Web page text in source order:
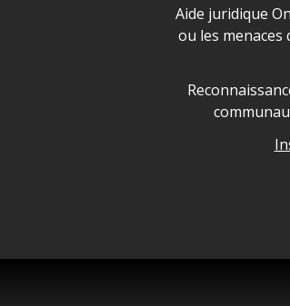
Déclaration
Aide juridique
ou les
Legal Aid